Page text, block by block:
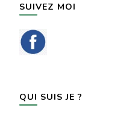
SUIVEZ MOI
QUI SUIS JE ?